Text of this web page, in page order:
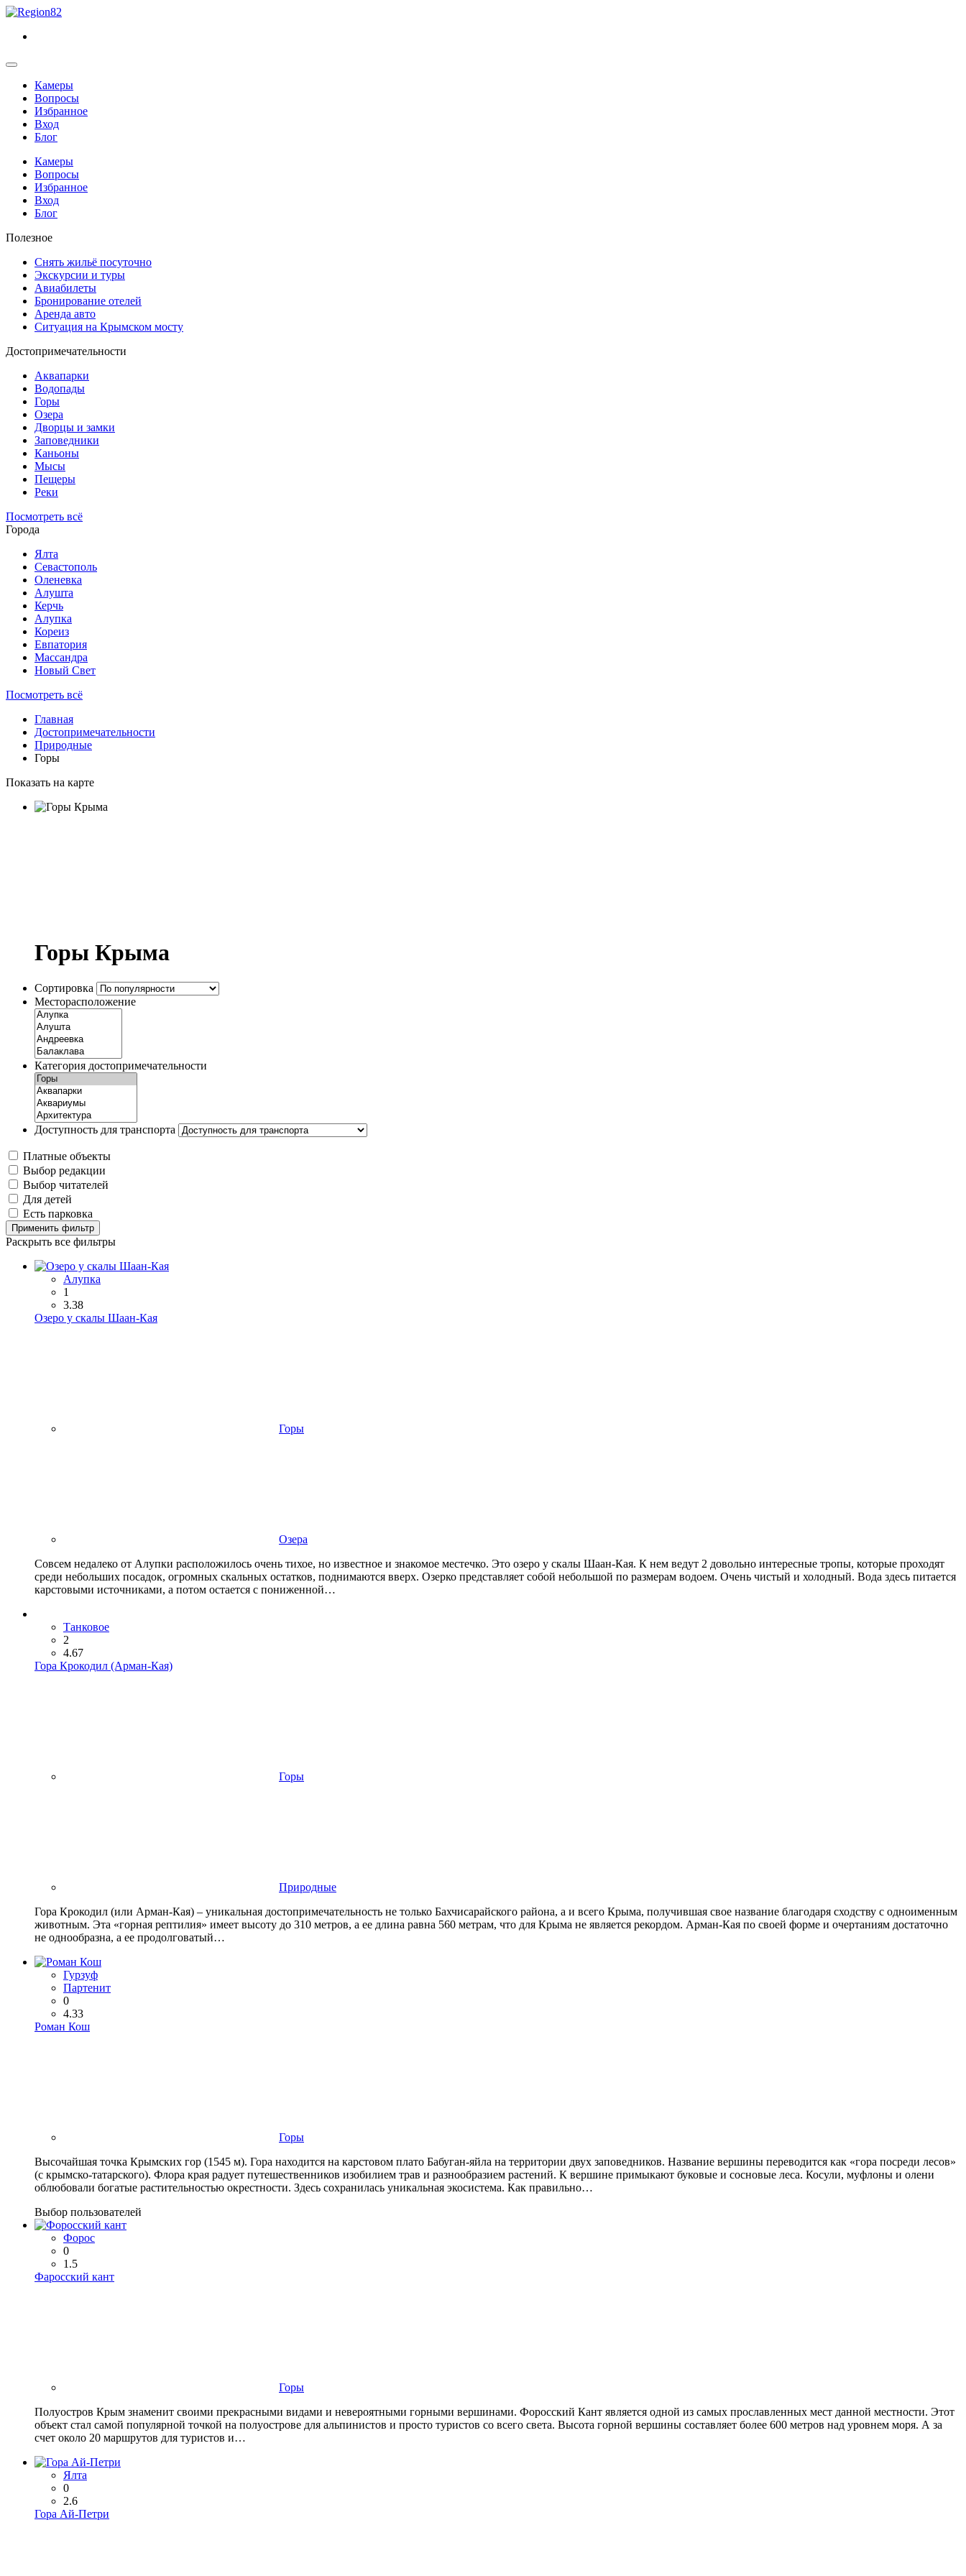
Камеры
Вопросы
Избранное
Вход
Блог
Камеры
Вопросы
Избранное
Вход
Блог
Полезное
Снять жильё посуточно
Экскурсии и туры
Авиабилеты
Бронирование отелей
Аренда авто
Ситуация на Крымском мосту
Достопримечательности
Аквапарки
Водопады
Горы
Озера
Дворцы и замки
Заповедники
Каньоны
Мысы
Пещеры
Реки
Посмотреть всё
Города
Ялта
Севастополь
Оленевка
Алушта
Керчь
Алупка
Кореиз
Евпатория
Массандра
Новый Свет
Посмотреть всё
Главная
Достопримечательности
Природные
Горы
Показать на карте
Горы Крыма
Сортировка
Месторасположение
Категория достопримечательности
Доступность для транспорта
Платные объекты
Выбор редакции
Выбор читателей
Для детей
Есть парковка
Применить фильтр
Раскрыть все фильтры
Алупка
1
3.38
Озеро у скалы Шаан-Кая
Горы
Озера
Совсем недалеко от Алупки расположилось очень тихое, но известное и знакомое местечко. Это озеро у скалы Шаан-Кая. К нем ведут 2 довольно интересные тропы, которые проходят
среди небольших посадок, огромных скальных остатков, поднимаются вверх. Озерко представляет собой небольшой по размерам водоем. Очень чистый и холодный. Вода здесь питается
карстовыми источниками, а потом остается с пониженной…
Танковое
2
4.67
Гора Крокодил (Арман-Кая)
Горы
Природные
Гора Крокодил (или Арман-Кая) – уникальная достопримечательность не только Бахчисарайского района, а и всего Крыма, получившая свое название благодаря сходству с одноименным
животным. Эта «горная рептилия» имеет высоту до 310 метров, а ее длина равна 560 метрам, что для Крыма не является рекордом. Арман-Кая по своей форме и очертаниям достаточно
не однообразна, а ее продолговатый…
Гурзуф
Партенит
0
4.33
Роман Кош
Горы
Высочайшая точка Крымских гор (1545 м). Гора находится на карстовом плато Бабуган-яйла на территории двух заповедников. Название вершины переводится как «гора посреди лесов»
(с крымско-татарского). Флора края радует путешественников изобилием трав и разнообразием растений. К вершине примыкают буковые и сосновые леса. Косули, муфлоны и олени
облюбовали богатые растительностью окрестности. Здесь сохранилась уникальная экосистема. Как правильно…
Выбор пользователей
Форос
0
1.5
Фаросский кант
Горы
Полуостров Крым знаменит своими прекрасными видами и невероятными горными вершинами. Форосский Кант является одной из самых прославленных мест данной местности. Этот
объект стал самой популярной точкой на полуострове для альпинистов и просто туристов со всего света. Высота горной вершины составляет более 600 метров над уровнем моря. А за
счет около 20 маршрутов для туристов и…
Ялта
0
2.6
Гора Ай-Петри